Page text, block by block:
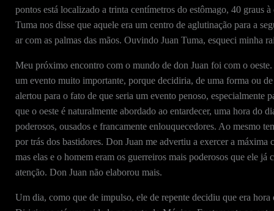
pontos está localizado a trinta centímetros do estômago, 40 graus
Tuma nos disse que aquele era um centro de aglutinação para a
ar com as palmas das mãos. Ouvindo Juan Tuma, esqueci minha
Meu próximo encontro com o mundo de don Juan foi com o
um evento muito importante, porque decidiria, de uma forma ou
alertou para o fato de que seria um evento penoso, especialmente
que o oeste é naturalmente abordado ao entardecer, uma hora do
poderosos, ousados e francamente enlouquecedores. Ao mesmo
por trás dos bastidores. Don Juan me advertiu a exercer a máxima
mas elas e o homem eram os guerreiros mais poderosos que ele
atenção. Don Juan não elaborou mais.
Um dia, como que de impulso, ele de repente decidiu que era